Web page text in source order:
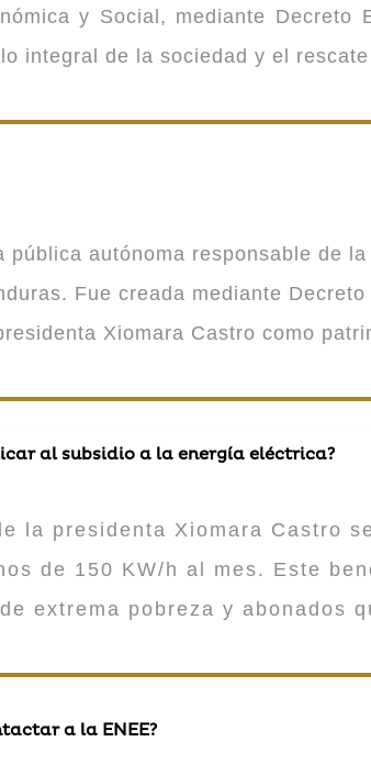
y Social, mediante
integral de la sociedad y el
pública autónoma responsable de
Fue creada mediante
Xiomara Castro como
al subsidio a la energía eléctrica?
la presidenta Xiomara Castro
de 150 KW/h al mes. Este
extrema pobreza y abonados
a la ENEE?